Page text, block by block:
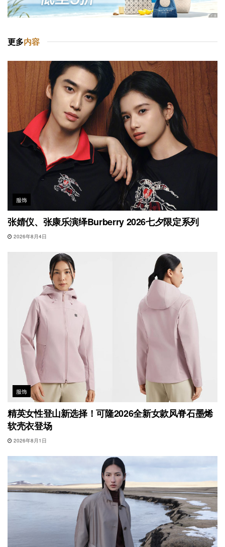
更多内容
服饰
张婧仪、张康乐演绎Burberry 2026七夕限定系列
2026年8月4日
服饰
精英女性登山新选择！可隆2026全新女款风脊石墨烯
软壳衣登场
2026年8月1日